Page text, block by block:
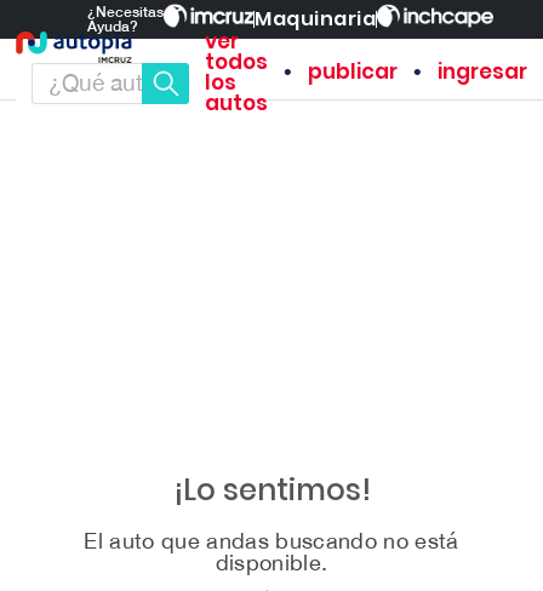
¿Necesitas
Ayuda?
Maquinaria
ver
todos
los
autos
• publicar • ingresar
¡Lo sentimos!
El auto que andas buscando no está
disponible.